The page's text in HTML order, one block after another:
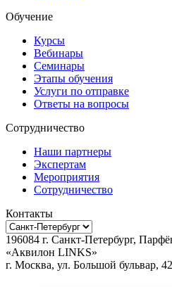
Обучение
Курсы
Вебинары
Семинары
Этапы обучения
Услуги по отправке
Ответы на вопросы
Сотрудничество
Наши партнеры
Экспертам
Мероприятия
Сотрудничество
Контакты
196084 г. Санкт-Петербург,
«Аквилон LINKS»
г. Москва, ул. Большой бульвар,